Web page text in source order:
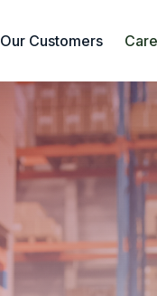
Our Customers